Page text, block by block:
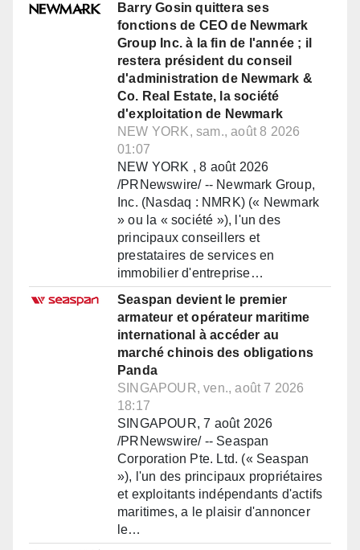
Barry Gosin quittera ses
fonctions de CEO de Newmark
Group Inc. à la fin de l'année ; il
restera président du conseil
d'administration de Newmark &
Co. Real Estate, la société
d'exploitation de Newmark
NEW YORK, sam., août 8 2026
01:07
NEW YORK , 8 août 2026
/PRNewswire/ -- Newmark Group,
Inc. (Nasdaq : NMRK) (« Newmark
» ou la « société »), l'un des
principaux conseillers et
prestataires de services en
immobilier d'entreprise…
Seaspan devient le premier
armateur et opérateur maritime
international à accéder au
marché chinois des obligations
Panda
SINGAPOUR, ven., août 7 2026
18:17
SINGAPOUR, 7 août 2026
/PRNewswire/ -- Seaspan
Corporation Pte. Ltd. (« Seaspan
»), l'un des principaux propriétaires
et exploitants indépendants d'actifs
maritimes, a le plaisir d'annoncer
le…